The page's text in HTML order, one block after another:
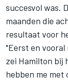
succesvol was.
maanden die
resultaat voor
"Eerst en vooral
zei Hamilton bij
hebben me met